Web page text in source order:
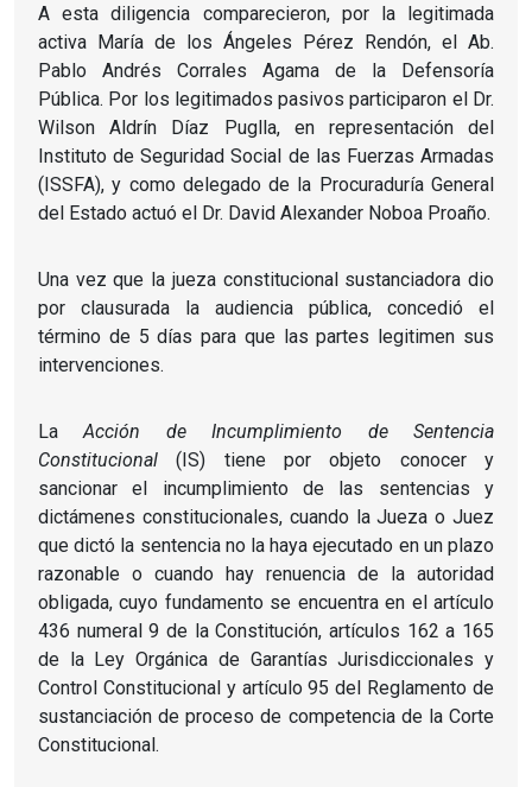
A esta diligencia comparecieron, por la legitimada
activa María de los Ángeles Pérez Rendón, el Ab.
Pablo Andrés Corrales Agama de la Defensoría
Pública. Por los legitimados pasivos participaron el Dr.
Wilson Aldrín Díaz Puglla, en representación del
Instituto de Seguridad Social de las Fuerzas Armadas
(ISSFA), y como delegado de la Procuraduría General
del Estado actuó el Dr. David Alexander Noboa Proaño.
Una vez que la jueza constitucional sustanciadora dio
por clausurada la audiencia pública, concedió el
término de 5 días para que las partes legitimen sus
intervenciones.
LaAcción de Incumplimiento de Sentencia
Constitucional (IS) tiene por objeto conocer y
sancionar el incumplimiento de las sentencias y
dictámenes constitucionales, cuando la Jueza o Juez
que dictó la sentencia no la haya ejecutado en un plazo
razonable o cuando hay renuencia de la autoridad
obligada, cuyo fundamento se encuentra en el artículo
436 numeral 9 de la Constitución, artículos 162 a 165
de la Ley Orgánica de Garantías Jurisdiccionales y
Control Constitucional y artículo 95 del Reglamento de
sustanciación de proceso de competencia de la Corte
Constitucional.